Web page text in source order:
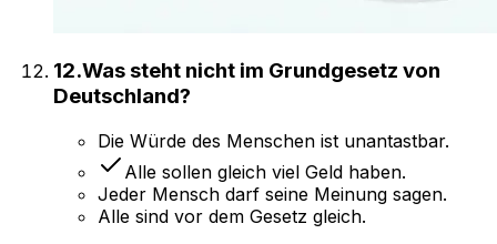
12.Was steht nicht im Grundgesetz von
Deutschland?
Die Würde des Menschen ist unantastbar.
Alle sollen gleich viel Geld haben.
Jeder Mensch darf seine Meinung sagen.
Alle sind vor dem Gesetz gleich.